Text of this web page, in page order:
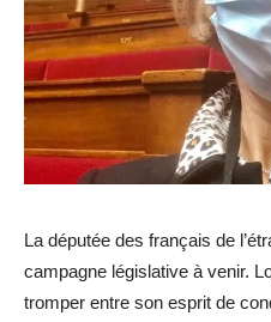
La députée des français de
campagne législative à venir.
tromper entre son esprit de